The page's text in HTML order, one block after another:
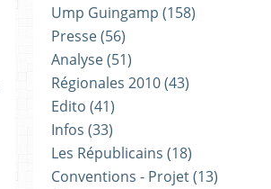
Ump Guingamp (158)
Presse(56)
Analyse(51)
Régionales 2010(43)
Edito (41)
Infos (33)
Les Républicains (18)
Conventions - Projet(13)